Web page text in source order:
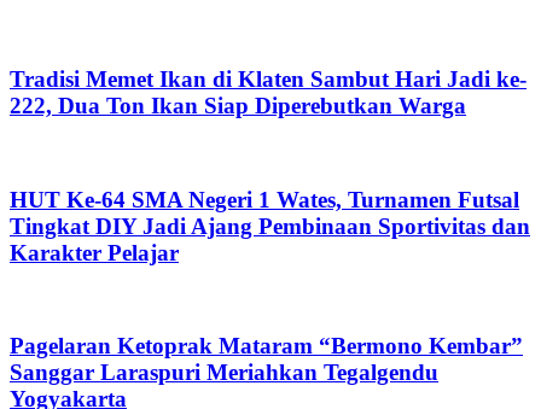
Tradisi Memet Ikan di Klaten Sambut Hari Jadi ke-
222, Dua Ton Ikan Siap Diperebutkan Warga
HUT Ke-64 SMA Negeri 1 Wates, Turnamen Futsal
Tingkat DIY Jadi Ajang Pembinaan Sportivitas dan
Karakter Pelajar
Pagelaran Ketoprak Mataram “Bermono Kembar”
Sanggar Laraspuri Meriahkan Tegalgendu
Yogyakarta